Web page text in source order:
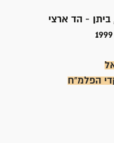
ביתן - הד ארצי
הפלמ"ח